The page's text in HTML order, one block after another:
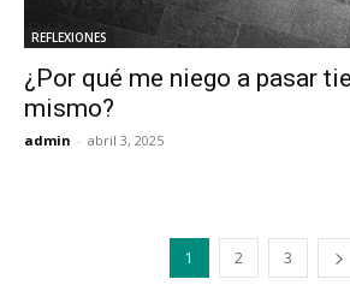
REFLEXIONES
¿Por qué me niego a pasar
mismo?
admin - abril 3, 2025
1 2 3